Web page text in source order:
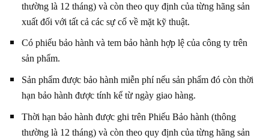
thường là 12 tháng) và còn theo quy định của từng hãng sản
xuất đối với tất cả các sự cố về mặt kỹ thuật.
Có phiếu bảo hành và tem bảo hành hợp lệ của công ty trên
sản phẩm.
Sản phẩm được bảo hành miễn phí nếu sản phẩm đó còn thời
hạn bảo hành được tính kể từ ngày giao hàng.
Thời hạn bảo hành được ghi trên Phiếu Bảo hành (thông
thường là 12 tháng) và còn theo quy định của từng hãng sản